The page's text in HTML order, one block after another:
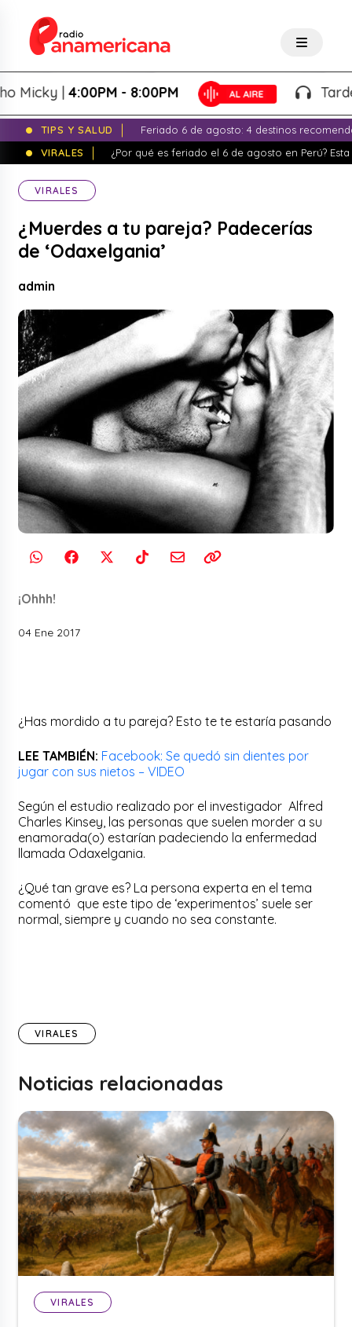
|4:00PM - 8:00PM Tardeo
TIPS Y SALUD
Feriado 6 de agosto: 4 destinos
VIRALES
¿Por qué es feriado el 6 de agosto en Perú?
VIRALES
¿Muerdes a tu pareja? Padecerías
de ‘Odaxelgania’
admin
¡Ohhh!
04 Ene 2017
¿Has mordido a tu pareja? Esto te te estaría pasando
LEE TAMBIÉN: Facebook: Se quedó sin dientes por
jugar con sus nietos – VIDEO
Según el estudio realizado por el investigador Alfred
Charles Kinsey, las personas que suelen morder a su
enamorada(o) estarían padeciendo la enfermedad
llamada Odaxelgania.
¿Qué tan grave es? La persona experta en el tema
comentó que este tipo de ‘experimentos’ suele ser
normal, siempre y cuando no sea constante.
VIRALES
Noticias relacionadas
VIRALES